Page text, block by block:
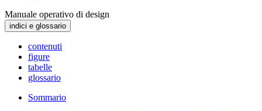
Manuale operativo di design
indici e glossario
contenuti
figure
tabelle
glossario
Sommario